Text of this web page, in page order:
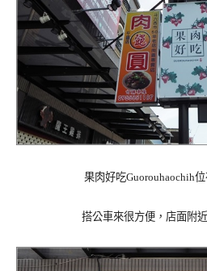
果肉好吃Guorouhaochih
搭公車來很方便，店面附